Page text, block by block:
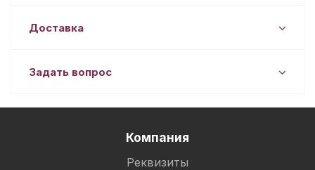
Доставка
Задать вопрос
Компания
Реквизиты